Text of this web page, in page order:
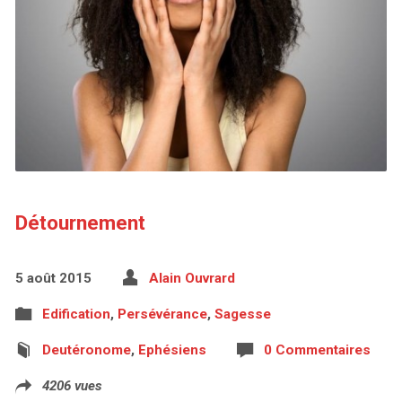
Détournement
5 août 2015 Alain Ouvrard
Edification, Persévérance, Sagesse
Deutéronome, Ephésiens 0 Commentaires
4206 vues